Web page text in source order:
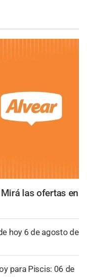
Mirá las ofertas en
hoy 6 de agosto de
para Piscis: 06 de